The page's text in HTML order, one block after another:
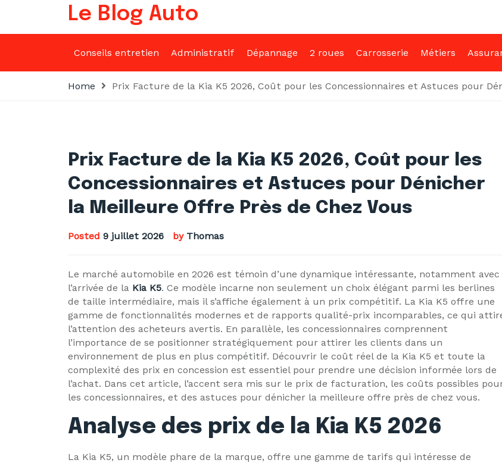
content
Le Blog Auto
Conseils entretien Administratif Dépannage 2 roues Carrosserie Métiers
Home Prix Facture de la Kia K5 2026, Coût pour les Concessionnaires et Astuces pour
Prix Facture de la Kia K5 2026, Coût pour les
Concessionnaires et Astuces pour Dénicher
la Meilleure Offre Près de Chez Vous
Posted 9 juillet 2026 by Thomas
Le marché automobile en 2026 est témoin d’une dynamique intéressante, notamment avec
l’arrivée de la Kia K5. Ce modèle incarne non seulement un choix élégant parmi les berlines
de taille intermédiaire, mais il s’affiche également à un prix compétitif. La Kia K5 offre une
gamme de fonctionnalités modernes et de rapports qualité-prix incomparables, ce qui
l’attention des acheteurs avertis. En parallèle, les concessionnaires comprennent
l’importance de se positionner stratégiquement pour attirer les clients dans un
environnement de plus en plus compétitif. Découvrir le coût réel de la Kia K5 et toute la
complexité des prix en concession est essentiel pour prendre une décision informée lors de
l’achat. Dans cet article, l’accent sera mis sur le prix de facturation, les coûts possibles
les concessionnaires, et des astuces pour dénicher la meilleure offre près de chez vous.
Analyse des prix de la Kia K5 2026
La Kia K5, un modèle phare de la marque, offre une gamme de tarifs qui intéresse de